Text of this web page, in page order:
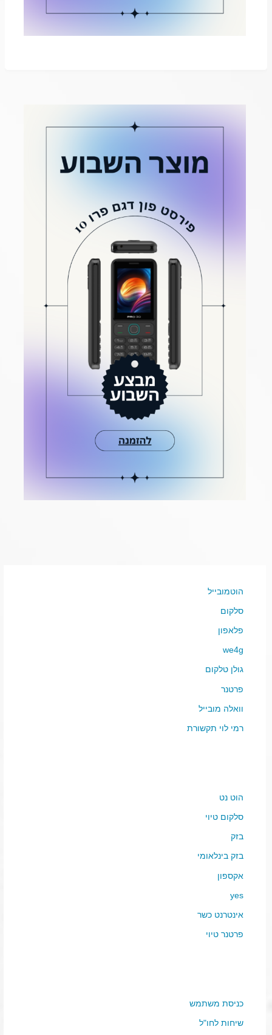
הוטמובייל
סלקום
פלאפון
we4g
גולן טלקום
פרטנר
וואלה מובייל
רמי לוי תקשורת
הוט נט
סלקום טיוי
בזק
בזק בינלאומי
אקספון
yes
אינטרנט כשר
פרטנר טיוי
כניסת משתמש
שיחות לחו"ל